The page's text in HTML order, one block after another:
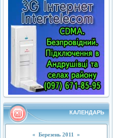
КАЛЕНДАРЬ
« Березень 2011 »